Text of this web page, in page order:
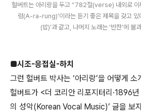
헐버트는 아리랑을 두고 “782절(verse) 내외로 이
렁(A-ra-rung)’이라는 듣기 좋은 제목을 갖고 있
(밥)’과 같고, 나머지 노래는 ‘반찬’에 불
■시조-응접실-하치
그런 헐버트 박사는 ‘아리랑’을 어떻게 소
헐버트가 <더 코리안 리포지터리·1896
의 성악(Korean Vocal Music)’ 글을 보